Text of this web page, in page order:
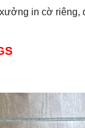
in cờ riêng,